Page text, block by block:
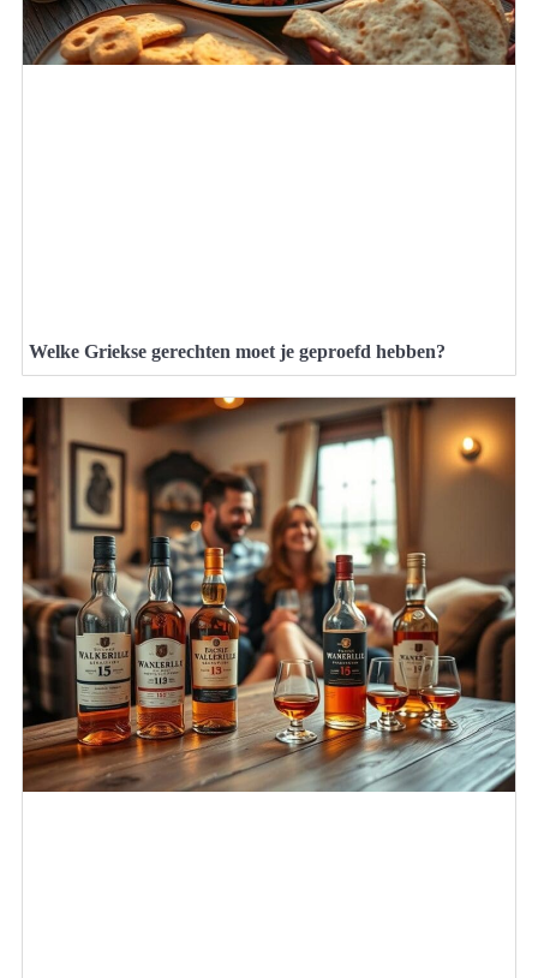
Welke Griekse gerechten moet je geproefd hebben?